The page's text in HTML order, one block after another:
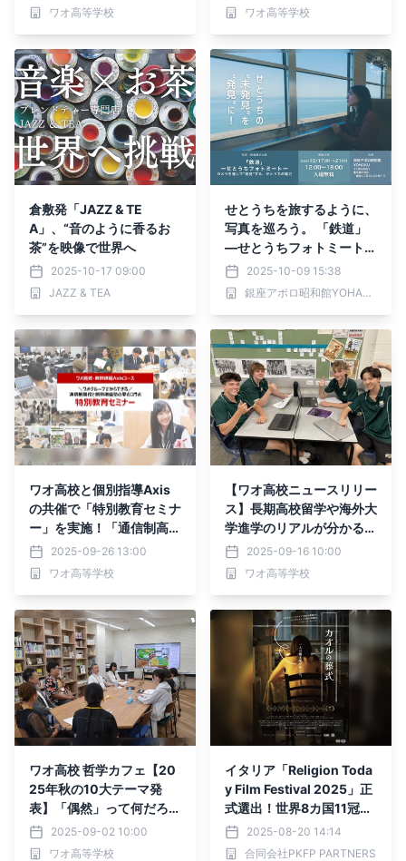
ワオ高等学校
ワオ高等学校
倉敷発「JAZZ & TE
A」、“音のように香るお
茶”を映像で世界へ
2025-10-17 09:00
JAZZ & TEA
せとうちを旅するように、
写真を巡ろう。 「鉄道」
―せとうちフォトミート―
開催。2025-10-09 15:38
銀座アポロ昭和館YOHAKU
ワオ高校と個別指導Axis
の共催で「特別教育セミナ
ー」を実施！「通信制高校
×大学進学」の進路選択に
ついて詳しくご紹介
2025-09-26 13:00
ワオ高等学校
【ワオ高校ニュースリリー
ス】長期高校留学や海外大
学進学のリアルが分かる！
「先輩の話が聞ける！留学
体験談」
2025-09-16 10:00
ワオ高等学校
ワオ高校 哲学カフェ【20
25年秋の10大テーマ発
表】「偶然」って何だろ
う？ ワオ高生と共に思考
しませんか？
2025-09-02 10:00
ワオ高等学校
イタリア「Religion Toda
y Film Festival 2025」正
式選出！世界8カ国11冠、
国内9ヶ月ロングランの
『カオルの葬式』 9月5日
2025-08-20 14:14
合同会社PKFP PARTNERS